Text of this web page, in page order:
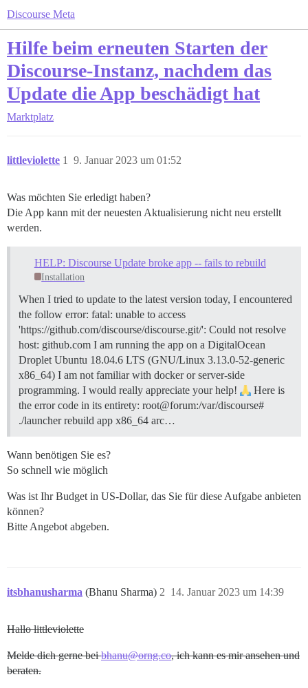
Discourse Meta
Hilfe beim erneuten Starten der
Discourse-Instanz, nachdem das
Update die App beschädigt hat
Marktplatz
littleviolette 9. Januar 2023 um 01:52
1
Was möchten Sie erledigt haben?
Die App kann mit der neuesten Aktualisierung nicht neu erstellt
werden.
HELP: Discourse Update broke app -- fails to rebuild
Installation
When I tried to update to the latest version today, I encountered
the follow error: fatal: unable to access
'https://github.com/discourse/discourse.git/': Could not resolve
host: github.com I am running the app on a DigitalOcean
Droplet Ubuntu 18.04.6 LTS (GNU/Linux 3.13.0-52-generic
x86_64) I am not familiar with docker or server-side
programming. I would really appreciate your help!
Here is
the error code in its entirety: root@forum:/var/discourse#
./launcher rebuild app x86_64 arc…
Wann benötigen Sie es?
So schnell wie möglich
Was ist Ihr Budget in US-Dollar, das Sie für diese Aufgabe anbieten
können?
Bitte Angebot abgeben.
itsbhanusharma (Bhanu Sharma) 14. Januar 2023 um 14:39
2
Hallo littleviolette
Melde dich gerne beibhanu@orng.co, ich kann es mir ansehen und
beraten.